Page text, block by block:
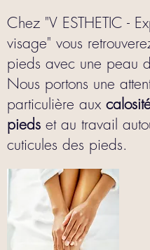
Chez "V ESTHETIC -
visage" vous
pieds avec une peau
Nous portons une
particulière aux
pieds et au travail
cuticules des pieds.